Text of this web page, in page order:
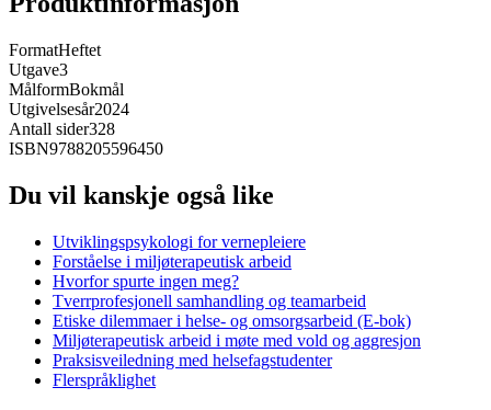
FormatHeftet
Utgave3
MålformBokmål
Utgivelsesår2024
Antall sider328
ISBN9788205596450
Du vil kanskje også like
Utviklingspsykologi for vernepleiere
Forståelse i miljøterapeutisk arbeid
Hvorfor spurte ingen meg?
Tverrprofesjonell samhandling og teamarbeid
Etiske dilemmaer i helse- og omsorgsarbeid (E-bok)
Miljøterapeutisk arbeid i møte med vold og aggresjon
Praksisveiledning med helsefagstudenter
Flerspråklighet